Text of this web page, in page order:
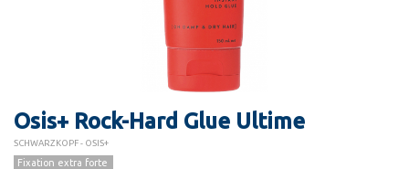
Osis+ Rock-Hard Glue Ultime
SCHWARZKOPF - OSIS+
Fixation extra forte